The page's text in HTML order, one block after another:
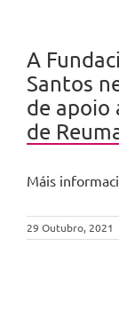
A
Santos
de apoio
de
Máis
29 Outubro, 2021